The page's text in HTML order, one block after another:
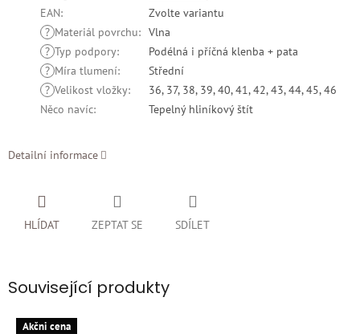
EAN:
Zvolte variantu
? Materiál povrchu: Vlna
? Typ podpory:
Podélná i příčná klenba + pata
? Míra tlumení:
Střední
? Velikost vložky:
36, 37, 38, 39, 40, 41, 42, 43, 44, 45, 46
Něco navíc: Tepelný hliníkový štít
Detailní informace
ZEPTAT SE
HLÍDAT SDÍLET
Související produkty
Akčni cena